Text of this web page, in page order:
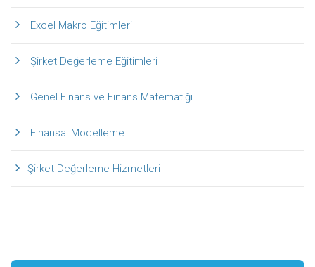
Excel Makro Eğitimleri
Şirket Değerleme Eğitimleri
Genel Finans ve Finans Matematiği
Finansal Modelleme
Şirket Değerleme Hizmetleri